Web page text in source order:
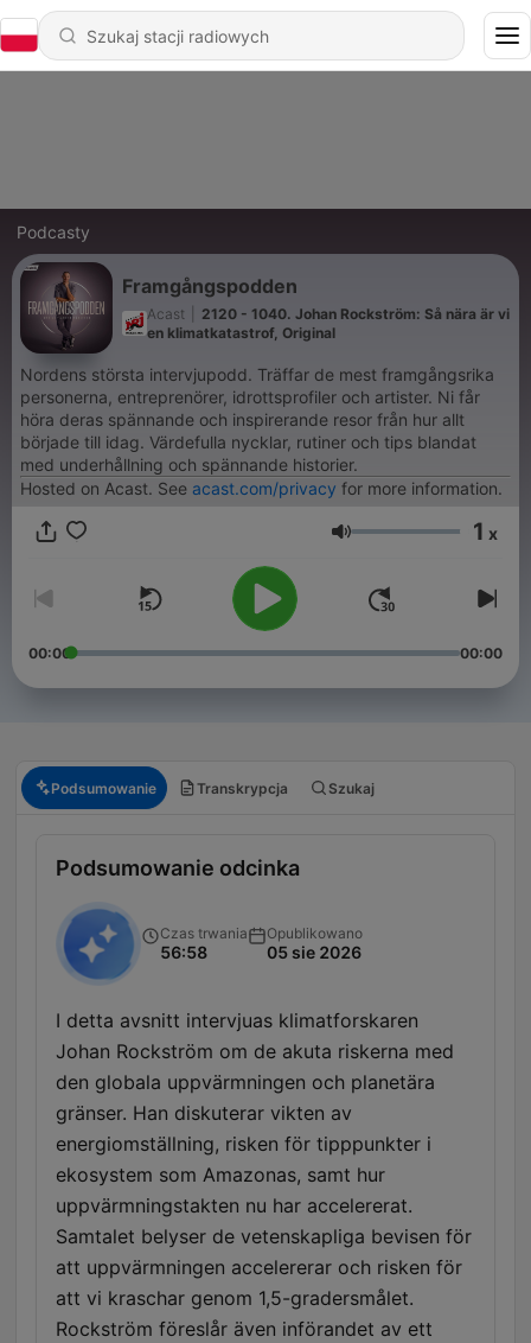
Podcasty
Framgångspodden
Acast
2120 - 1040. Johan Rockström: Så nära är vi
en klimatkatastrof, Original
Nordens största intervjupodd. Träffar de mest framgångsrika
personerna, entreprenörer, idrottsprofiler och artister. Ni får
höra deras spännande och inspirerande resor från hur allt
började till idag. Värdefulla nycklar, rutiner och tips blandat
med underhållning och spännande historier.
Hosted on Acast. See acast.com/privacy for more information.
Głośność 1 x
00:00 00:00
Podsumowanie Transkrypcja Szukaj
Podsumowanie odcinka
Czas trwania
56:58
Opublikowano
05 sie 2026
I detta avsnitt intervjuas klimatforskaren
Johan Rockström om de akuta riskerna med
den globala uppvärmningen och planetära
gränser. Han diskuterar vikten av
energiomställning, risken för tipppunkter i
ekosystem som Amazonas, samt hur
uppvärmningstakten nu har accelererat.
Samtalet belyser de vetenskapliga bevisen för
att uppvärmningen accelererar och risken för
att vi kraschar genom 1,5-gradersmålet.
Rockström föreslår även införandet av ett